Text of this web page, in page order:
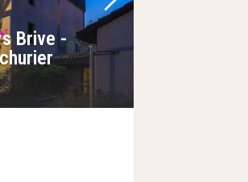
Nästa bild
Brive -